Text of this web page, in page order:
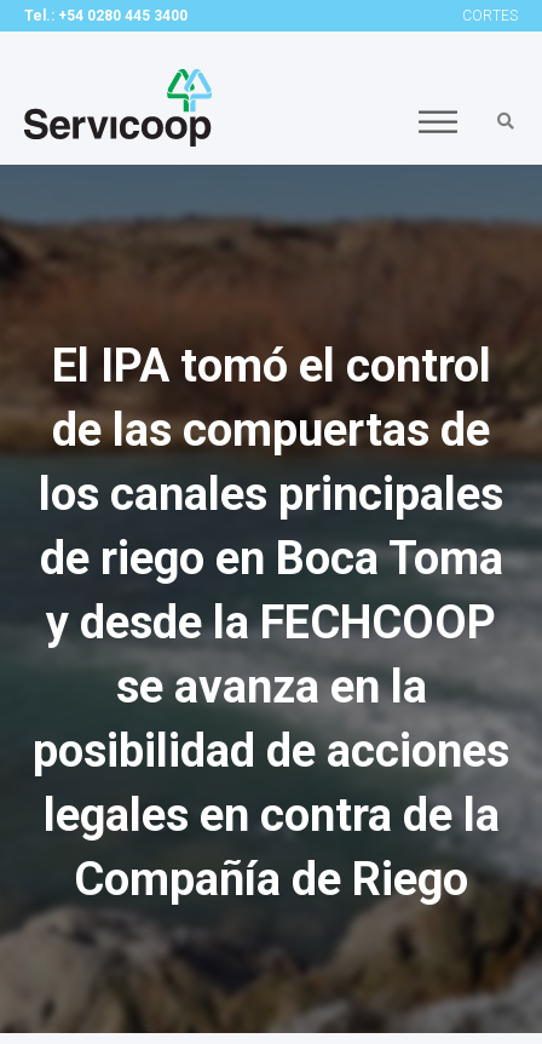
Tel.: +54 0280 445 3400 CORTES
El IPA tomó el control
de las compuertas de
los canales principales
de riego en Boca Toma
y desde la FECHCOOP
se avanza en la
posibilidad de acciones
legales en contra de la
Compañía de Riego